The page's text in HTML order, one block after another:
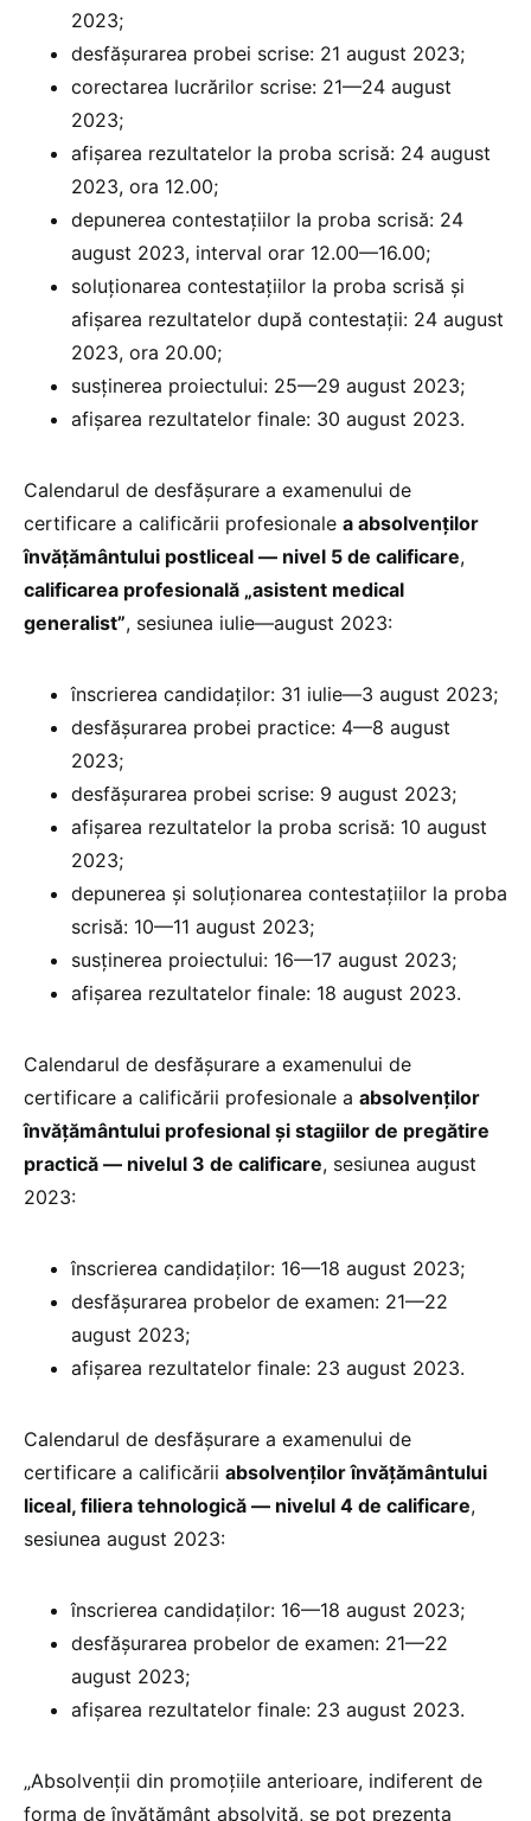
2023;
desfășurarea probei scrise: 21 august 2023;
corectarea lucrărilor scrise: 21—24 august
2023;
afișarea rezultatelor la proba scrisă: 24 august
2023, ora 12.00;
depunerea contestațiilor la proba scrisă: 24
august 2023, interval orar 12.00—16.00;
soluționarea contestațiilor la proba scrisă și
afișarea rezultatelor după contestații: 24 august
2023, ora 20.00;
susținerea proiectului: 25—29 august 2023;
afișarea rezultatelor finale: 30 august 2023.
Calendarul de desfășurare a examenului de
certificare a calificării profesionale a absolvenților
învățământului postliceal — nivel 5 de calificare,
calificarea profesională „asistent medical
generalist”, sesiunea iulie—august 2023:
înscrierea candidaților: 31 iulie—3 august 2023;
desfășurarea probei practice: 4—8 august
2023;
desfășurarea probei scrise: 9 august 2023;
afișarea rezultatelor la proba scrisă: 10 august
2023;
depunerea și soluționarea contestațiilor la proba
scrisă: 10—11 august 2023;
susținerea proiectului: 16—17 august 2023;
afișarea rezultatelor finale: 18 august 2023.
Calendarul de desfășurare a examenului de
certificare a calificării profesionale a absolvenților
învățământului profesional și stagiilor de pregătire
practică — nivelul 3 de calificare, sesiunea august
2023:
înscrierea candidaților: 16—18 august 2023;
desfășurarea probelor de examen: 21—22
august 2023;
afișarea rezultatelor finale: 23 august 2023.
Calendarul de desfășurare a examenului de
certificare a calificării absolvenților învățământului
liceal, filiera tehnologică — nivelul 4 de calificare,
sesiunea august 2023:
înscrierea candidaților: 16—18 august 2023;
desfășurarea probelor de examen: 21—22
august 2023;
afișarea rezultatelor finale: 23 august 2023.
„Absolvenții din promoțiile anterioare, indiferent de
forma de învățământ absolvită, se pot prezenta